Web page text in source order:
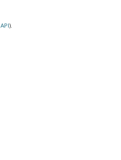
).